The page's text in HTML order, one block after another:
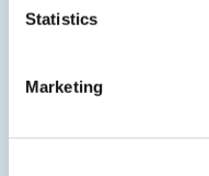
Statistics
Marketing